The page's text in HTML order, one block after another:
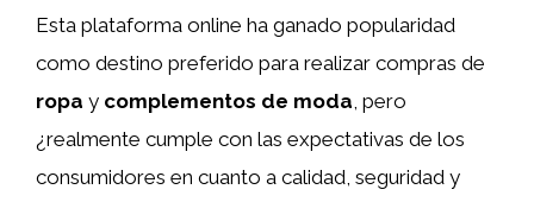
Esta plataforma online ha ganado popularidad
como destino preferido para realizar compras de
ropa y complementos de moda, pero
¿realmente cumple con las expectativas de los
consumidores en cuanto a calidad, seguridad y